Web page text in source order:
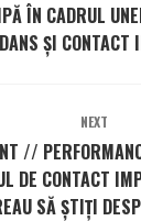
ÎN CADRUL
ȘI CONTACT
NEXT
//
DE CONTACT
SĂ ȘTIȚI